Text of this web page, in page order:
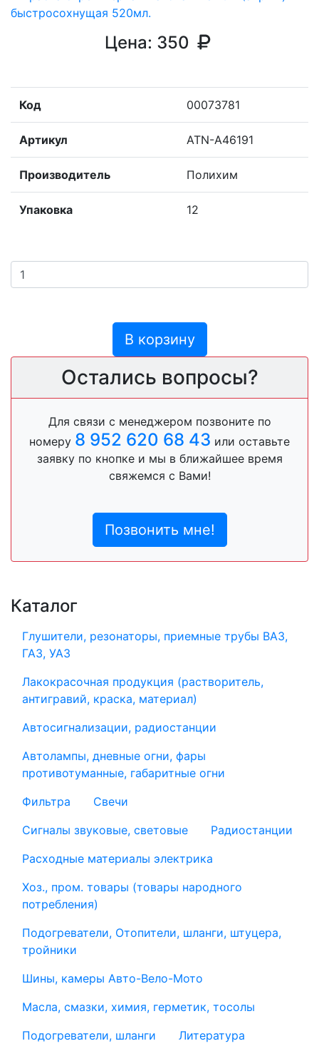
Цена: 350
Код 00073781
Артикул ATN-A46191
Производитель Полихим
Упаковка 12
В корзину
Остались вопросы?
Для связи с менеджером позвоните по
номеру 8 952 620 68 43 или оставьте
заявку по кнопке и мы в ближайшее время
свяжемся с Вами!
Позвонить мне!
Каталог
Глушители, резонаторы, приемные трубы ВАЗ,
ГАЗ, УАЗ
Лакокрасочная продукция (растворитель,
антигравий, краска, материал)
Автосигнализации, радиостанции
Автолампы, дневные огни, фары
противотуманные, габаритные огни
Фильтра
Свечи
Сигналы звуковые, световые
Радиостанции
Расходные материалы электрика
Хоз., пром. товары (товары народного
потребления)
Подогреватели, Отопители, шланги, штуцера,
тройники
Шины, камеры Авто-Вело-Мото
Масла, смазки, химия, герметик, тосолы
Подогреватели, шланги
Литература